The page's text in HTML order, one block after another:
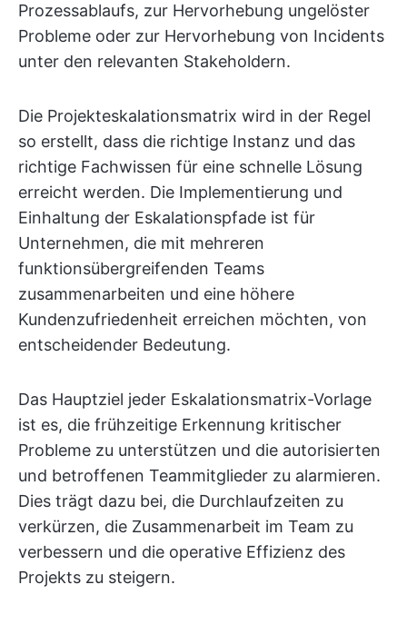
Prozessablaufs, zur Hervorhebung ungelöster
Probleme oder zur Hervorhebung von Incidents
unter den relevanten Stakeholdern.
Die Projekteskalationsmatrix wird in der Regel
so erstellt, dass die richtige Instanz und das
richtige Fachwissen für eine schnelle Lösung
erreicht werden. Die Implementierung und
Einhaltung der Eskalationspfade ist für
Unternehmen, die mit mehreren
funktionsübergreifenden Teams
zusammenarbeiten und eine höhere
Kundenzufriedenheit erreichen möchten, von
entscheidender Bedeutung.
Das Hauptziel jeder Eskalationsmatrix-Vorlage
ist es, die frühzeitige Erkennung kritischer
Probleme zu unterstützen und die autorisierten
und betroffenen Teammitglieder zu alarmieren.
Dies trägt dazu bei, die Durchlaufzeiten zu
verkürzen, die Zusammenarbeit im Team zu
verbessern und die operative Effizienz des
Projekts zu steigern.